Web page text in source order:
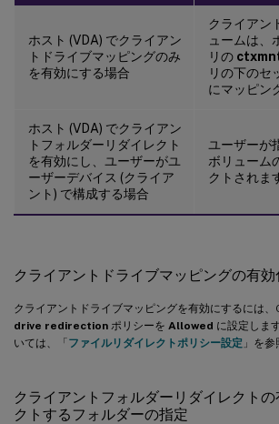
ホスト (VDA) でクライアン
トドライブマッピングのみ
を有効にする場合
クライアン
ュームは、
リの
リの下のセ
にマッピン
ホスト (VDA) でクライアン
トフォルダーリダイレクト
を有効にし、ユーザーがユ
ーザーデバイス (クライア
ント) で構成する場合
ユーザーが
ボリューム
クトされま
クライアントドライブマッピングの有効
クライアントドライブマッピングを有効にするには
drive redirection ポリシーを Allowed に設定しま
いては、「ファイルリダイレクトポリシー設定 」を参
クライアントフォルダーリダイレクト
クトするフォルダーの指定